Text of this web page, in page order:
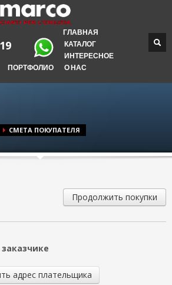
ГЛАВНАЯ
КАТАЛОГ
ИНТЕРЕСНОЕ
ПОРТФОЛИО О НАС
СМЕТА ПОКУПАТЕЛЯ
Продолжить покупки
адрес плательщика